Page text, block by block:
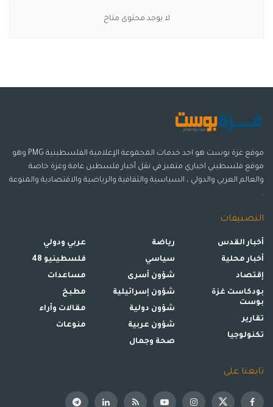
لا يوجد محتوى متاح
موقع غزة بوست هو احد خدمات المجموعة الإعلامية الفلسطينية PMG وهو
موقع فلسطيني اخباري متميز في نقل أخبار فلسطين عامة وغزة خاصة
والعالم العربي والدولي ، السياسية والثقافية والرياضية والاقتصادية والمنوعة
.
التصنيفات
أخبار القدس
أخبار محلية
إقتصاد
بودكاست غزة
بوست
تقارير
تكنولوجيا
رياضة
سياسي
شؤون أسرى
شؤون إسرائيلية
شؤون دولية
شؤون عربية
صحة وجمال
عربي ودولي
فلسطينيو 48
مساعدات
مطبخ
مقالات وأراء
منوعات
تابعنا على